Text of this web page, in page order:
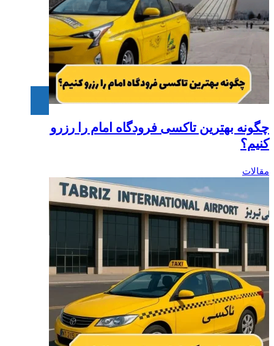
چگونه بهترین تاکسی فرودگاه امام را رزرو
کنیم؟‎
مقالات